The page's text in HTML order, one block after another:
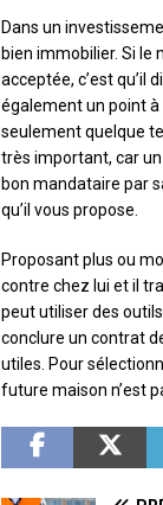
Dans un
bien immobilier. Si le
acceptée, c’est qu’il
également un point à
seulement quelque
très important, car
bon mandataire par
qu’il vous propose.
Proposant plus ou
contre chez lui et il
peut utiliser des
conclure un contrat
utiles. Pour
future maison n’est